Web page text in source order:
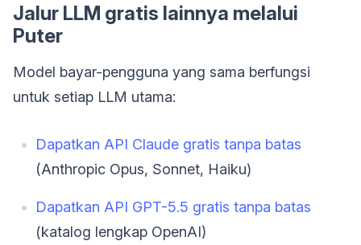
Jalur LLM gratis lainnya melalui
Puter
Model bayar-pengguna yang sama berfungsi
untuk setiap LLM utama:
Dapatkan API Claude gratis tanpa batas
(Anthropic Opus, Sonnet, Haiku)
Dapatkan API GPT-5.5 gratis tanpa batas
(katalog lengkap OpenAI)